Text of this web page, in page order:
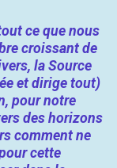
ce que nous
croissant de
la Source
et dirige tout)
pour notre
des horizons
comment ne
cette